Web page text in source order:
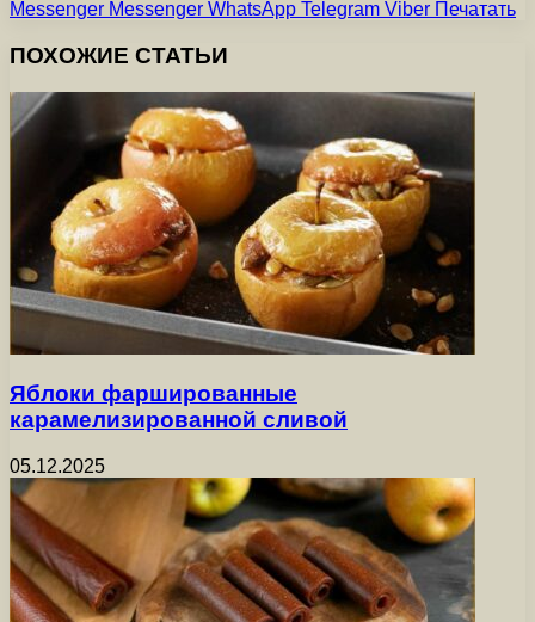
Messenger Messenger WhatsApp Telegram Viber Печатать
ПОХОЖИЕ СТАТЬИ
Яблоки фаршированные
карамелизированной сливой
05.12.2025